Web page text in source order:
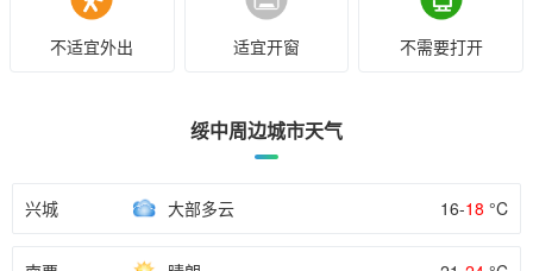
不适宜外出 适宜开窗 不需要打开
绥中周边城市天气
兴城 大部多云 16-18 °C